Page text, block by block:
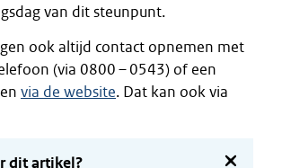
van dit steunpunt.
ook altijd contact opnemen met
(via 0800 – 0543) of een
via de website. Dat kan ook via
dit artikel?